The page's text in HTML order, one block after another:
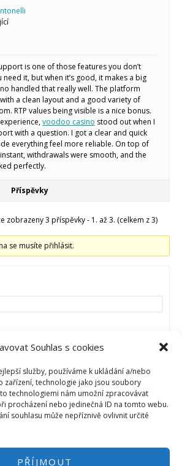
Souhlas s cookies
služby, používáme k ukládání a/nebo
zařízení, technologie jako jsou soubory
technologiemi nám umožní zpracovávat
procházení nebo jedinečná ID na tomto webu.
souhlasu může nepříznivě ovlivnit určité
PŘÍJMOUT
is one of those features you don’t
it, but when it’s good, it makes a big
handled that really well. The platform
a clean layout and a good variety of
RTP values being visible is a nice bonus.
voodoo casino stood out when I
with a question. I got a clear and quick
everything feel more reliable. On top of
withdrawals were smooth, and the
perfectly.
Příspěvky
zobrazeny 3 příspěvky - 1. až 3. (celkem z 3)
se musíte přihlásit.